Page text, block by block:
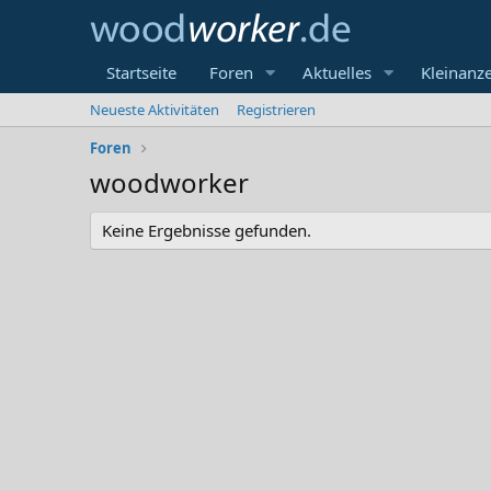
Startseite Foren Aktuelles
Neueste Aktivitäten
Registrieren
Foren
woodworker
Keine Ergebnisse gefunden.